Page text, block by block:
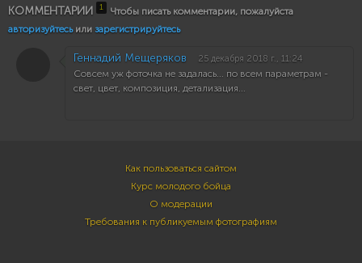
КОММЕНТАРИИ 1
Чтобы писать комментарии, пожалуйста
авторизуйтесьили зарегистрируйтесь
Геннадий Мещеряков 25 декабря 2018 г., 11:24
Совсем уж фоточка не задалась... по всем параметрам -
свет, цвет, композиция, детализация...
Как пользоваться сайтом
Курс молодого бойца
О модерации
Требования к публикуемым фотографиям